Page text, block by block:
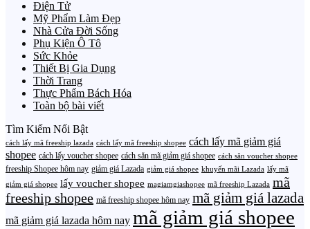
Điện Tử
Mỹ Phẩm Làm Đẹp
Nhà Cửa Đời Sống
Phụ Kiện Ô Tô
Sức Khỏe
Thiết Bị Gia Dụng
Thời Trang
Thực Phẩm Bách Hóa
Toàn bộ bài viết
Tìm Kiếm Nổi Bật
cách lấy mã freeship lazada cách lấy mã freeship shopee cách lấy mã giảm giá
shopee cách lấy voucher shopee cách săn mã giảm giá shopee cách săn voucher shopee
freeship Shopee hôm nay giảm giá Lazada giảm giá shopee khuyến mãi Lazada lấy mã
giảm giá shopee lấy voucher shopee magiamgiashopee mã freeship Lazada mã
freeship shopee mã freeship shopee hôm nay mã giảm giá lazada
mã giảm giá lazada hôm nay mã giảm giá shopee